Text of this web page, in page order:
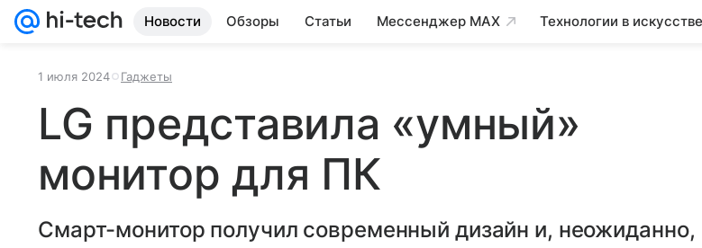
Новости Обзоры Статьи Мессенджер MAX Технологии в искусстве
1 июля 2024 Гаджеты
LG представила «умный»
монитор для ПК
Смарт-монитор получил современный дизайн и, неожиданно,